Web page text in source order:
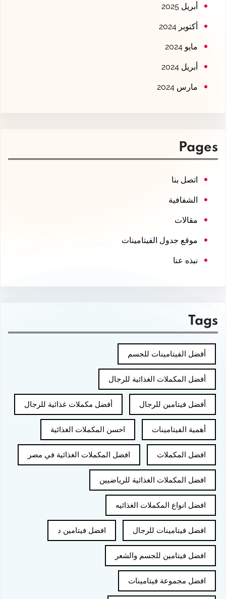
أبريل 2025
أكتوبر 2024
مايو 2024
أبريل 2024
مارس 2024
Pages
اتصل بنا
الشفافية
مقالات
موقع جدول الفيتامينات
نبذه عنا
Tags
أفضل الفيتامينات للجسم
أفضل المكملات الغذائية للرجال
أفضل فيتامين للرجال أفضل مكملات غذائية للرجال
أهمية الفيتامينات احسن المكملات الغذائية
افضل المكملات افضل المكملات الغذائية في مصر
افضل المكملات الغذائية للرياضيين
افضل انواع المكملات الغذائيه
افضل فيتامينات للرجال افضل فيتامين د
افضل فيتامين للجسم والشعر
افضل مجموعة فيتامينات